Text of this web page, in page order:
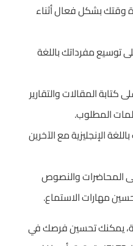
وقتك بشكل فعال أثناء
توسيع مفرداتك باللغة
كتابة المقالات والتقارير
المطلوب.
الإنجليزية مع الآخرين
المحاضرات والنصوص
مهارات الاستماع.
يمكنك تحسين فرصك في